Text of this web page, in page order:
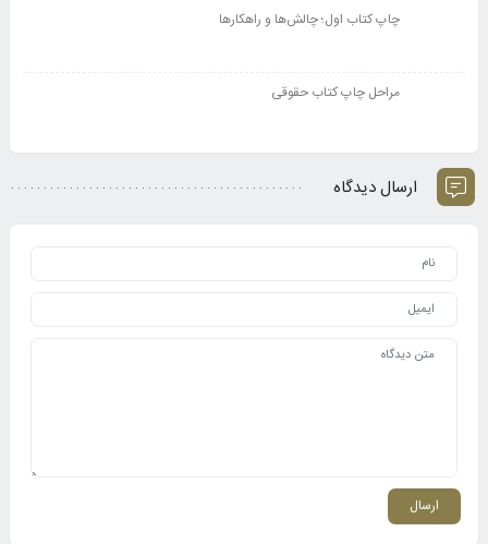
چاپ کتاب اول؛ چالش‌ها و راهکارها
مراحل چاپ کتاب حقوقی
ارسال دیدگاه